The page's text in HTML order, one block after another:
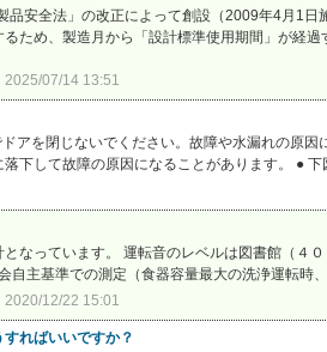
安全法」の改正によって創設（2009年4月1日
ため、製造月から「設計標準使用期間」が経
2025/07/14 13:51
アを閉じないでください。故障や水漏れの原
下して故障の原因になることがあります。 ●
なっています。 運転音のレベルは図書館（４
主基準での測定（食器容量最大の洗浄運転時
2020/12/22 15:01
ればいいですか？